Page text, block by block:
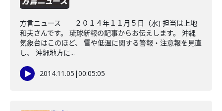
方言ニュース ２０１４年１１月５日（水) 担当は上地
和夫さんです。 琉球新報の記事からお伝えします。 沖縄
気象台はこのほど、 雪や低温に関する警報・注意報を見直
し、 沖縄地方に...
2014.11.05 |00:05:05